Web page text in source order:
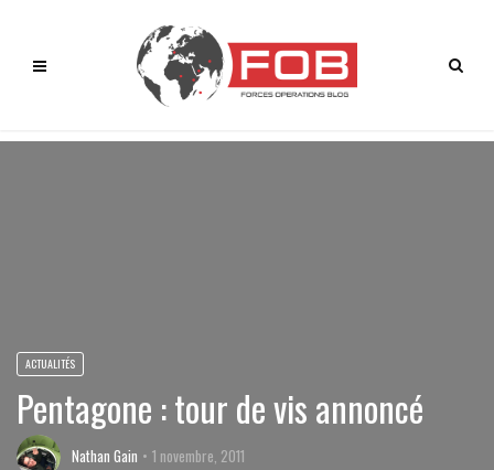
ACTUALITÉS
Pentagone : tour de vis annoncé
Nathan Gain 1 novembre, 2011